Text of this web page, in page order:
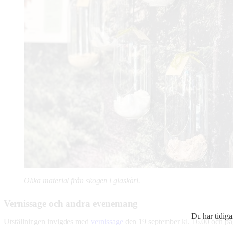
Olika material från skogen i glaskärl.
Vernissage och andra evenemang
Utställningen invigdes med vernissage den 19 september kl. 16.00 och
Du har